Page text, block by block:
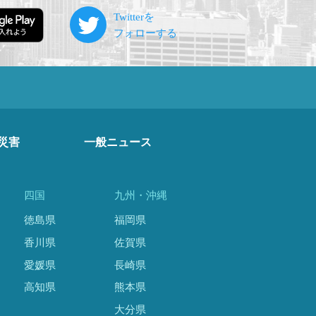
害 一般ニュース
四国
徳島県
香川県
愛媛県
高知県
九州・沖縄
福岡県
佐賀県
長崎県
熊本県
大分県